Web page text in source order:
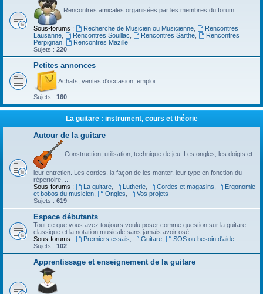
Rencontres amicales organisées par les membres du forum
Sous-forums : Recherche de Musicien ou Musicienne,
Rencontres
Lausanne
Rencontres Souillac Rencontres Sarthe,
Rencontres
Perpignan
Rencontres Mazille
Sujets : 220
Petites annonces
Achats, ventes d'occasion, emploi.
Sujets : 160
La guitare : instrument, cours et théorie
Autour de la guitare
Construction, utilisation, technique de jeu. Les ongles, les doigts et
leur entretien. Les cordes, la façon de les monter, leur type en fonction du
répertoire, ...
Sous-forums :
La guitare, Lutherie, Cordes et magasins
Ergonomie
et bobos du musicien
Ongles
Vos projets
Sujets : 619
Espace débutants
Tout ce que vous avez toujours voulu poser comme question sur la guitare
classique et la notation musicale sans jamais avoir osé
Sous-forums :
Premiers essais Guitare,
SOS ou besoin d'aide
Sujets : 102
Apprentissage et enseignement de la guitare